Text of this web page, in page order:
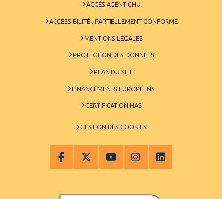
ACCÈS AGENT CHU
ACCESSIBILITÉ : PARTIELLEMENT CONFORME
MENTIONS LÉGALES
PROTECTION DES DONNÉES
PLAN DU SITE
FINANCEMENTS EUROPÉENS
CERTIFICATION HAS
GESTION DES COOKIES